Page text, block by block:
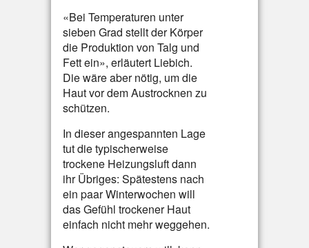
«Bei Temperaturen unter
sieben Grad stellt der Körper
die Produktion von Talg und
Fett ein», erläutert Liebich.
Die wäre aber nötig, um die
Haut vor dem Austrocknen zu
schützen.
In dieser angespannten Lage
tut die typischerweise
trockene Heizungsluft dann
ihr Übriges: Spätestens nach
ein paar Winterwochen will
das Gefühl trockener Haut
einfach nicht mehr weggehen.